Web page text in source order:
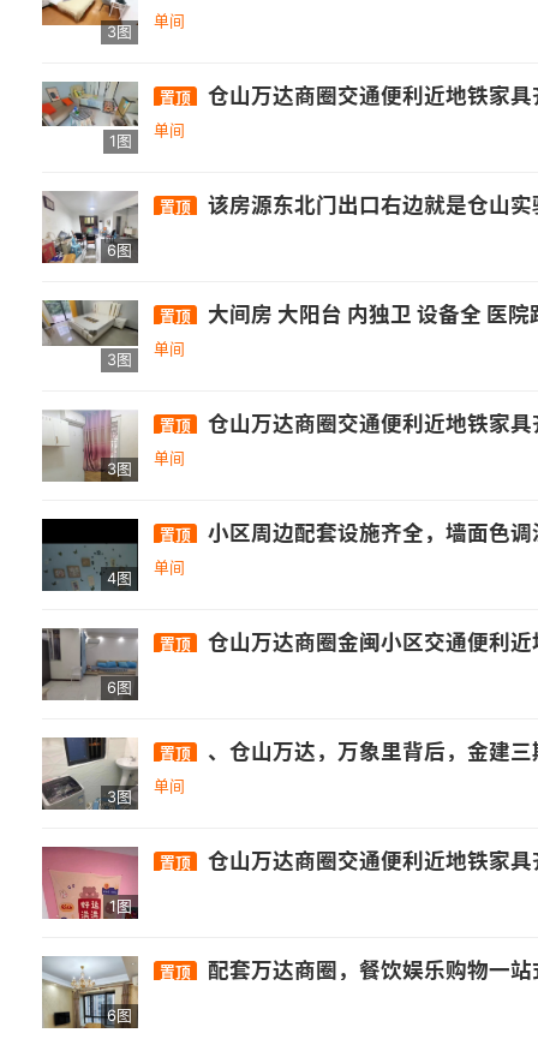
3图
单间
1图
置顶 仓山万达商圈交通便利近地铁家
单间
6图
置顶 该房源东北门出口右边就是仓山实验中学，在往前走100米有五号线地铁和公交车站，距
3图
置顶 大间房 大阳台 内独卫 设备全 医院距离小区不算远，有省立医院，
单间
3图
置顶 仓山万达商圈交通便利近地铁家
单间
4图
置顶 小区周边配套设施齐全，墙面色调温馨，干
单间
6图
置顶 仓山万达商圈金闽小区交通便利近
3图
置顶 、仓山万达，万象里背后，金建三期。 [玫瑰]五号线地
单间
1图
置顶 仓山万达商圈交通便利近地铁家
6图
置顶 配套万达商圈，餐饮娱乐购物一站式，地域繁华商圈热